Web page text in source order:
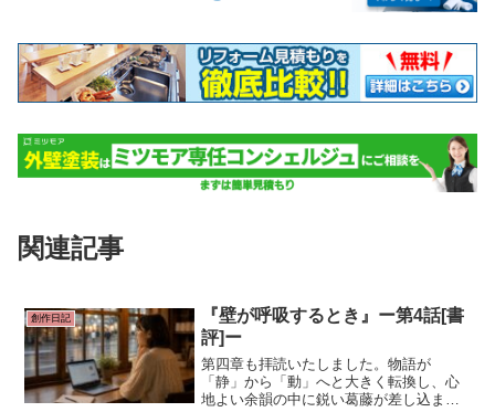
関連記事
創作日記
『壁が呼吸するとき』ー第4話[書
評]ー
第四章も拝読いたしました。物語が
「静」から「動」へと大きく転換し、心
地よい余韻の中に鋭い葛藤が差し込まれ